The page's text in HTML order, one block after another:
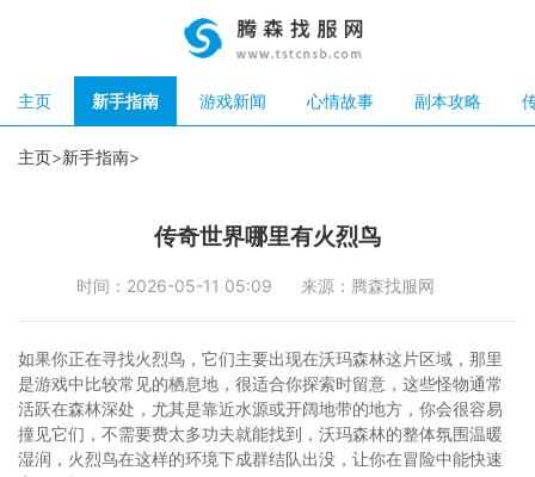
主页 新手指南 游戏新闻 心情故事 副本攻略
主页>新手指南>
传奇世界哪里有火烈鸟
时间：2026-05-11 05:09 来源：腾森找服网
如果你正在寻找火烈鸟，它们主要出现在沃玛森林这片区域，那里
是游戏中比较常见的栖息地，很适合你探索时留意，这些怪物通常
活跃在森林深处，尤其是靠近水源或开阔地带的地方，你会很容易
撞见它们，不需要费太多功夫就能找到，沃玛森林的整体氛围温暖
湿润，火烈鸟在这样的环境下成群结队出没，让你在冒险中能快速